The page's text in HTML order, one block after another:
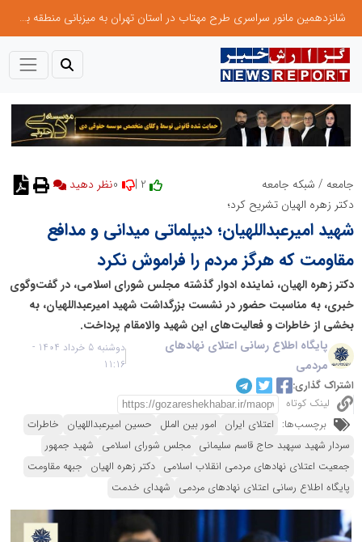
شانزدهمین مانور سراسری طرح مهتاب در استان تهران به میزبانی منطقه برق لواسان
جامعه / شبکه جامعه
نظر دهید
دکتر زهره الهیان تشریح کرد؛
شهید امیرعبداللهیان؛ دیپلماتی میدانی و مدافع
مقاومت که هرگز مردم را فراموش نکرد
دکتر زهره الهیان، نماینده ادوار گذشته مجلس شورای اسلامی، در گفت‌وگوی
خبری، به مناسبت حضور در نشست بزرگداشت شهید امیرعبداللهیان، به
بخشی از خاطرات و فعالیت‌های این شهید والامقام پرداخت.
پایگاه اطلاع رسانی اعتلای نهادهای
مردمی
دوشنبه 5 خرداد 1404 -
11:16
اشتراک گذاری:
لینک کوتاه
برچسب‌ها: اعتلای ایران امور بین الملل حسین امیرعبداللهیان خاطرات
سردار شهید سپهبد حاج قاسم سلیمانی مجلس شورای اسلامی شهید جمهور
جمعیت اعتلای نهادهای مردمی انقلاب اسلامی دکتر زهره الهیان جبهه مقاومت
پایگاه اطلاع رسانی اعتلای نهادهای مردمی شهدای خدمت